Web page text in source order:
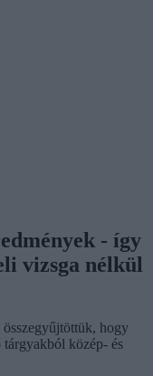
- így
vizsga nélkül
hogy
közép- és